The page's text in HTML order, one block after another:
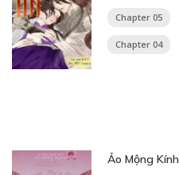
Chapter 05
Chapter 04
Ảo Mộng Kính